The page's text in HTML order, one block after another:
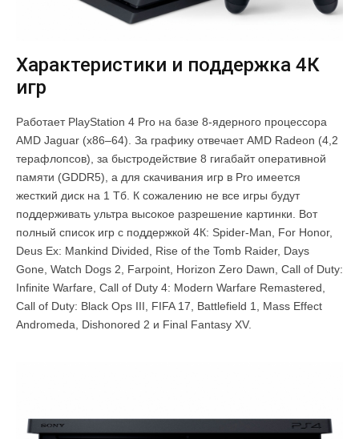
Характеристики и поддержка 4К
игр
Работает PlayStation 4 Pro на базе 8-ядерного процессора
AMD Jaguar (x86–64). За графику отвечает AMD Radeon (4,2
терафлопсов), за быстродействие 8 гигабайт оперативной
памяти (GDDR5), а для скачивания игр в Pro имеется
жесткий диск на 1 Тб. К сожалению не все игры будут
поддерживать ультра высокое разрешение картинки. Вот
полный список игр с поддержкой 4К: Spider-Man, For Honor,
Deus Ex: Mankind Divided, Rise of the Tomb Raider, Days
Gone, Watch Dogs 2, Farpoint, Horizon Zero Dawn, Call of Duty:
Infinite Warfare, Call of Duty 4: Modern Warfare Remastered,
Call of Duty: Black Ops III, FIFA 17, Battlefield 1, Mass Effect
Andromeda, Dishonored 2 и Final Fantasy XV.